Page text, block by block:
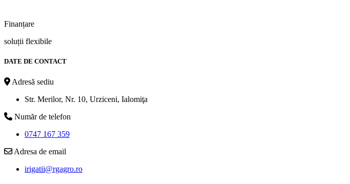
Finanțare
soluții flexibile
DATE DE CONTACT
Adresă sediu
Str. Merilor, Nr. 10, Urziceni, Ialomiţa
Număr de telefon
0747 167 359
Adresa de email
irigatii@rgagro.ro